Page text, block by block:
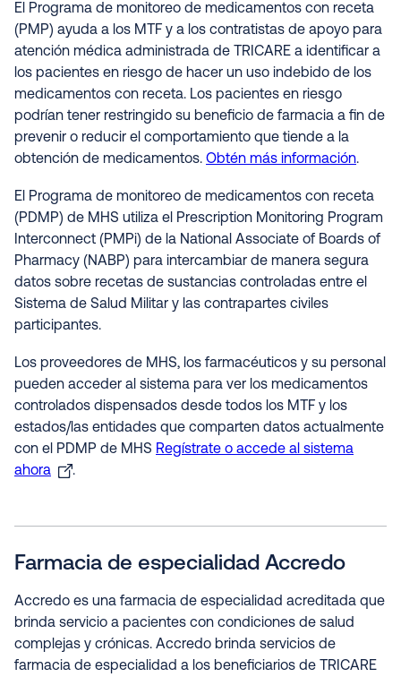
El Programa de monitoreo de medicamentos con receta
(PMP) ayuda a los MTF y a los contratistas de apoyo para
atención médica administrada de TRICARE a identificar a
los pacientes en riesgo de hacer un uso indebido de los
medicamentos con receta. Los pacientes en riesgo
podrían tener restringido su beneficio de farmacia a fin de
prevenir o reducir el comportamiento que tiende a la
obtención de medicamentos. Obtén más información.
El Programa de monitoreo de medicamentos con receta
(PDMP) de MHS utiliza el Prescription Monitoring Program
Interconnect (PMPi) de la National Associate of Boards of
Pharmacy (NABP) para intercambiar de manera segura
datos sobre recetas de sustancias controladas entre el
Sistema de Salud Militar y las contrapartes civiles
participantes.
Los proveedores de MHS, los farmacéuticos y su personal
pueden acceder al sistema para ver los medicamentos
controlados dispensados desde todos los MTF y los
estados/las entidades que comparten datos actualmente
con el PDMP de MHS Regístrate o accede al sistema
ahora
.
Farmacia de especialidad Accredo
Accredo es una farmacia de especialidad acreditada que
brinda servicio a pacientes con condiciones de salud
complejas y crónicas. Accredo brinda servicios de
farmacia de especialidad a los beneficiarios de TRICARE